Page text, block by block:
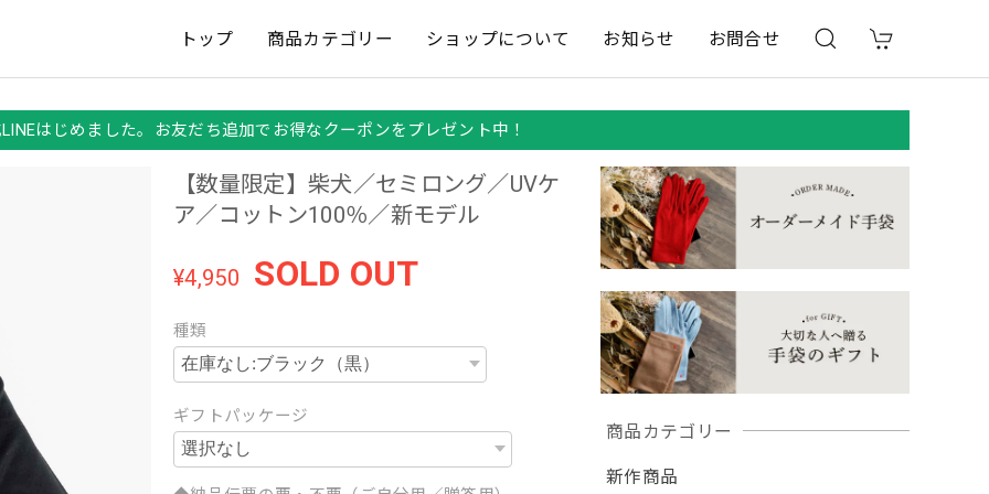
トップ 商品カテゴリー ショップについて お知らせ お問合せ
はじめました。お友だち追加でお得なクーポンをプレゼント中！
商品カテゴリー
新作商品
【数量限定】柴犬／セミロング／UVケ
ア／コットン100％／新モデル
¥4,950 SOLD OUT
種類
ギフトパッケージ